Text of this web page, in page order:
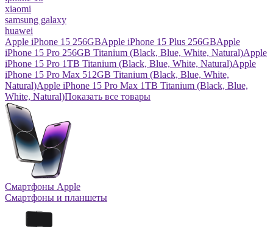
xiaomi
samsung galaxy
huawei
Apple iPhone 15 256GBApple iPhone 15 Plus 256GBApple
iPhone 15 Pro 256GB Titanium (Black, Blue, White, Natural)Apple
iPhone 15 Pro 1TB Titanium (Black, Blue, White, Natural)Apple
iPhone 15 Pro Max 512GB Titanium (Black, Blue, White,
Natural)Apple iPhone 15 Pro Max 1TB Titanium (Black, Blue,
White, Natural)Показать все товары
Смартфоны Apple
Смартфоны и планшеты